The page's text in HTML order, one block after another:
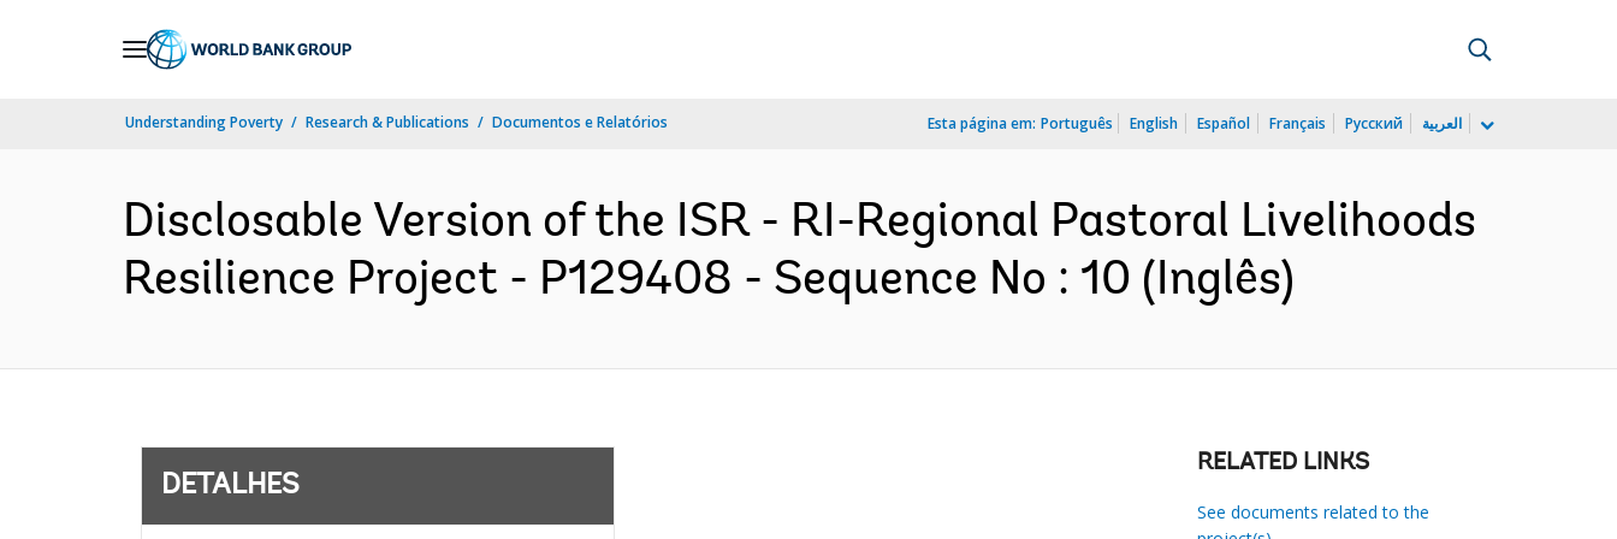
Understanding Poverty Research & Publications Documentos e Relatórios Esta página em: Português English Español Français Русский العربية
Disclosable Version of the ISR - RI-Regional Pastoral Livelihoods
Resilience Project - P129408 - Sequence No : 10 (Inglês)
DETALHES
RELATED LINKS
See documents related to the